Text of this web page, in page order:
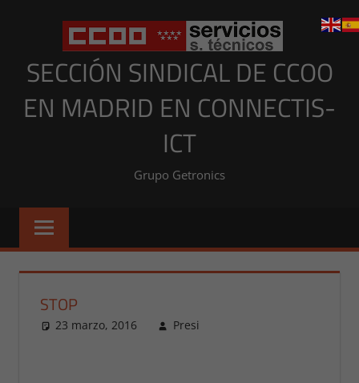
SECCIÓN SINDICAL DE CCOO
EN MADRID EN CONNECTIS-
ICT
Grupo Getronics
STOP
23 marzo, 2016 Presi